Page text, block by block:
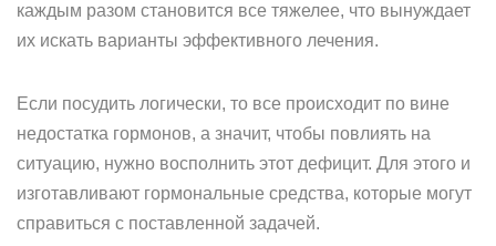
каждым разом становится все тяжелее, что вынуждает
их искать варианты эффективного лечения.
Если посудить логически, то все происходит по вине
недостатка гормонов, а значит, чтобы повлиять на
ситуацию, нужно восполнить этот дефицит. Для этого и
изготавливают гормональные средства, которые могут
справиться с поставленной задачей.